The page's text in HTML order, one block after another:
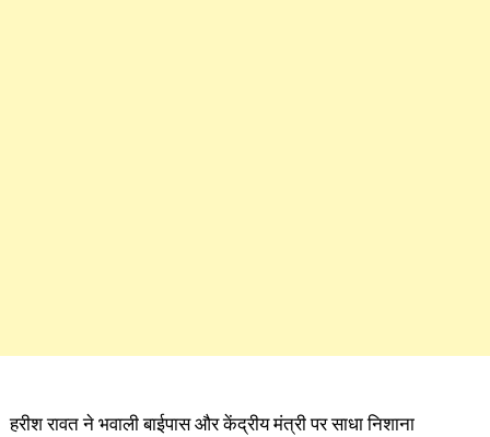
हरीश रावत ने भवाली बाईपास और केंद्रीय मंत्री पर साधा निशाना